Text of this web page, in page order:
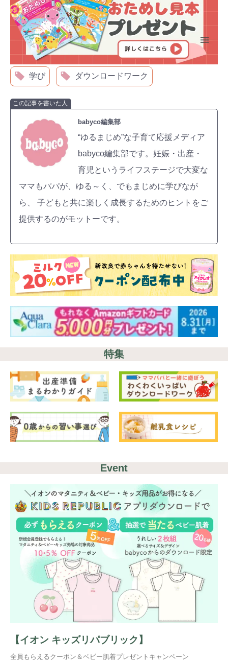
学び ダウンロードワーク
この記事を書いた人
babyco編集部
“ゆるまじめ”な子育て応援メディア
babyco編集部です。妊娠・出産・
育児というライフステージで大変な
ママもパパが、ゆる～く、でもまじめに学びなが
ら、 子どもと共に楽しく成長するためのヒントをご
提供するのがモットーです。
特集
Event
【イオン キッズリパブリック】
全員もらえるクーポン＆ベビー肌着プレゼントキャンペーン
検索
#プレゼント #教育 #0歳 #母乳
#習いごと
プレゼント&
キャンペーン
妊娠&出産 子育て
学び 暮らし